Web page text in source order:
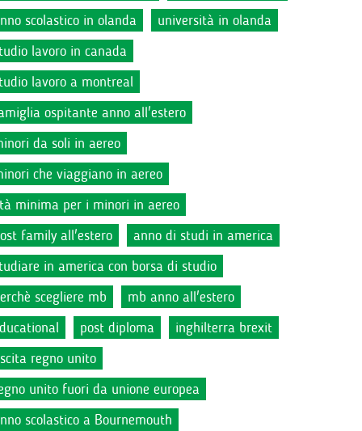
scolastico in olanda
università in olanda
lavoro in canada
lavoro a montreal
ospitante anno all'estero
da soli in aereo
che viaggiano in aereo
minima per i minori in aereo
family all'estero
anno di studi in america
in america con borsa di studio
scegliere mb
mb anno all'estero
post diploma
inghilterra brexit
regno unito
unito fuori da unione europea
scolastico a Bournemouth